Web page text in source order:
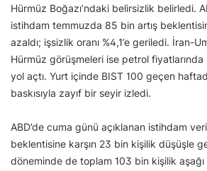
Hürmüz Boğazı’ndaki belirsizlik belirledi.
istihdam temmuzda 85 bin artış
azaldı; işsizlik oranı %4,1’e geriledi. İran-
Hürmüz görüşmeleri ise petrol
yol açtı. Yurt içinde BIST 100 geçen
baskısıyla zayıf bir seyir izledi.
ABD’de cuma günü açıklanan istihdam
beklentisine karşın 23 bin kişilik düşüşle
döneminde de toplam 103 bin kişilik aşağı